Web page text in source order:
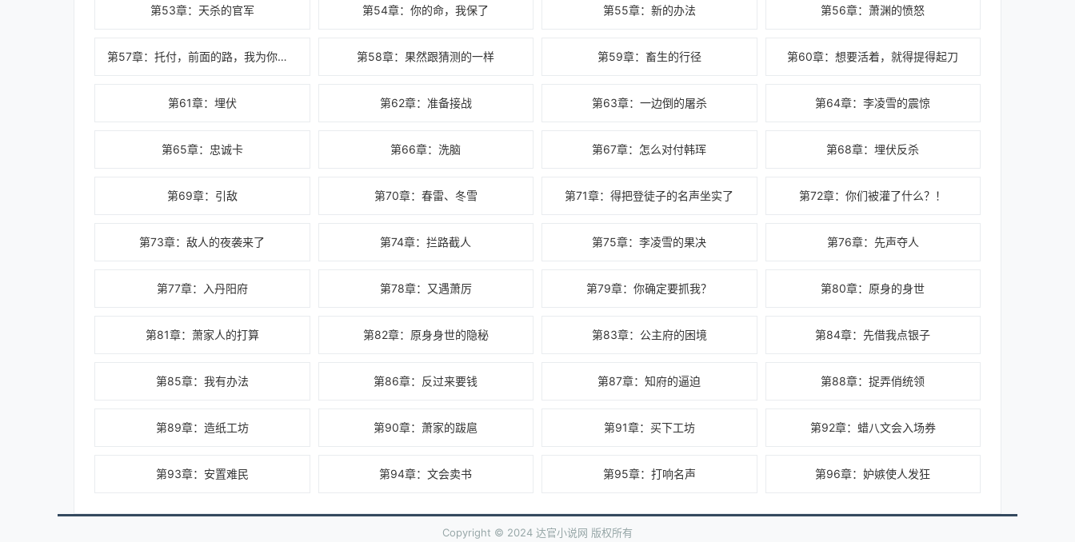
第53章：天杀的官军 第54章：你的命，我保了 第55章：新的办法 第56章：萧渊的愤怒
第57章：托付，前面的路，我为你们杀出来 第58章：果然跟猜测的一样 第59章：畜生的行径 第60章：想要活着，就得提得起刀
第61章：埋伏 第62章：准备接战 第63章：一边倒的屠杀 第64章：李凌雪的震惊
第65章：忠诚卡 第66章：洗脑 第67章：怎么对付韩珲 第68章：埋伏反杀
第69章：引敌 第70章：春雷、冬雪 第71章：得把登徒子的名声坐实了 第72章：你们被灌了什么？！
第73章：敌人的夜袭来了 第74章：拦路截人 第75章：李凌雪的果决 第76章：先声夺人
第77章：入丹阳府 第78章：又遇萧厉 第79章：你确定要抓我？ 第80章：原身的身世
第81章：萧家人的打算 第82章：原身身世的隐秘 第83章：公主府的困境 第84章：先借我点银子
第85章：我有办法 第86章：反过来要钱 第87章：知府的逼迫 第88章：捉弄俏统领
第89章：造纸工坊 第90章：萧家的跋扈 第91章：买下工坊 第92章：蜡八文会入场券
第93章：安置难民 第94章：文会卖书 第95章：打响名声 第96章：妒嫉使人发狂
Copyright © 2024 达官小说网 版权所有